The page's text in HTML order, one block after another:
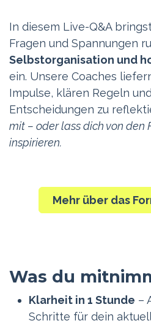
In diesem Live-Q&A
Fragen und Spannungen
Selbstorganisation und
ein. Unsere Coaches
Impulse, klären Regeln
Entscheidungen zu
mit – oder lass dich von den
inspirieren.
Mehr über das
Was du
Klarheit in 1 Stunde –
Schritte für dein